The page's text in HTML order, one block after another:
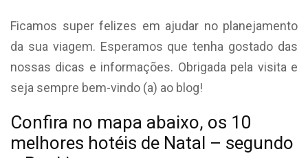
Ficamos super felizes em ajudar no planejamento
da sua viagem. Esperamos que tenha gostado das
nossas dicas e informações. Obrigada pela visita e
seja sempre bem-vindo (a) ao blog!
Confira no mapa abaixo, os 10
melhores hotéis de Natal – segundo